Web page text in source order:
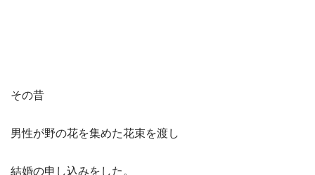
その昔
男性が野の花を集めた花束を渡し
結婚の申し込みをした。